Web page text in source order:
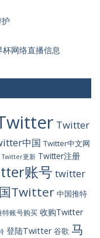
网络直播信息
Twitter
中国 Twitter中文网
Twitter更新 Twitter注册
账号 twitter
Twitter 中国推特
特账号购买 收购Twitter
登陆Twitter 谷歌 马